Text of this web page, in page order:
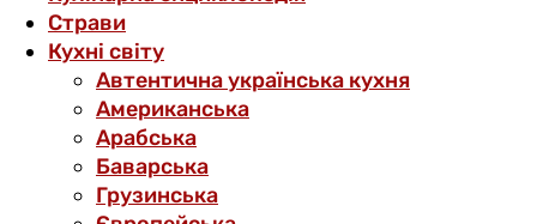
Страви
Кухні світу
Автентична українська кухня
Американська
Арабська
Баварська
Грузинська